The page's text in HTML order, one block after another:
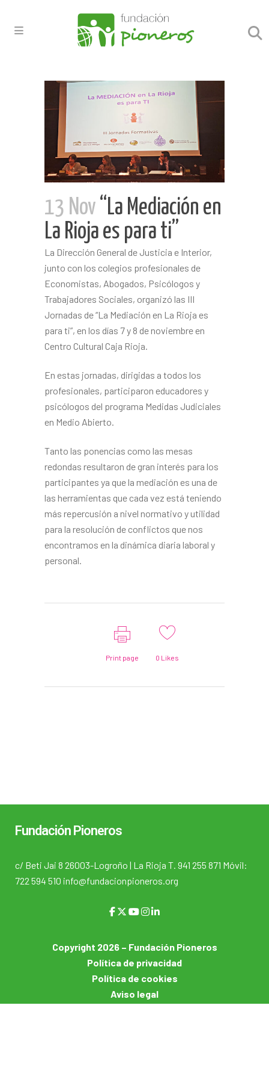
13 Nov “La Mediación en
La Rioja es para ti”
La Dirección General de Justicia e Interior,
junto con los colegios profesionales de
Economistas, Abogados, Psicólogos y
Trabajadores Sociales, organizó las III
Jornadas de “La Mediación en La Rioja es
para ti”, en los días 7 y 8 de noviembre en
Centro Cultural Caja Rioja.
En estas jornadas, dirigidas a todos los
profesionales, participaron educadores y
psicólogos del programa Medidas Judiciales
en Medio Abierto.
Tanto las ponencias como las mesas
redondas resultaron de gran interés para los
participantes ya que la mediación es una de
las herramientas que cada vez está teniendo
más repercusión a nivel normativo y utilidad
para la resolución de conflictos que nos
encontramos en la dinámica diaria laboral y
personal.
Print page 0 Likes
Fundación Pioneros
c/ Beti Jai 8 26003-Logroño | La Rioja T. 941 255 871 Móvil:
722 594 510 info@fundacionpioneros.org
Copyright 2026 – Fundación Pioneros
Política de privacidad
Política de cookies
Aviso legal